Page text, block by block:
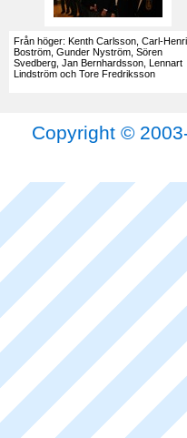
Från höger: Kenth Carlsson, Carl-
Boström, Gunder Nyström, Sören
Svedberg, Jan Bernhardsson, Lennart
Lindström och Tore Fredriksson
Copyright ©